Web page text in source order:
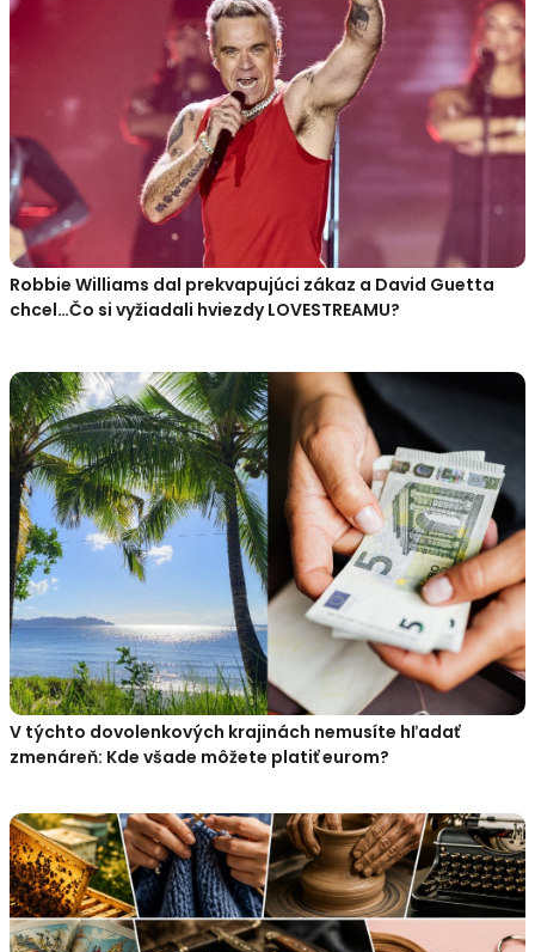
Robbie Williams dal prekvapujúci zákaz a David Guetta
chcel…Čo si vyžiadali hviezdy LOVESTREAMU?
V týchto dovolenkových krajinách nemusíte hľadať
zmenáreň: Kde všade môžete platiť eurom?